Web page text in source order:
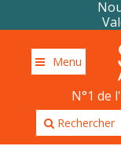
Menu
N°1 de
Rechercher